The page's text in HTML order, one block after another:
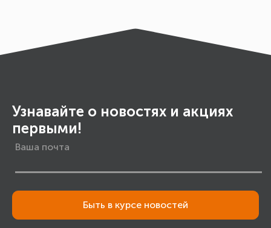
Узнавайте о новостях и акциях
первыми!
Быть в курсе новостей